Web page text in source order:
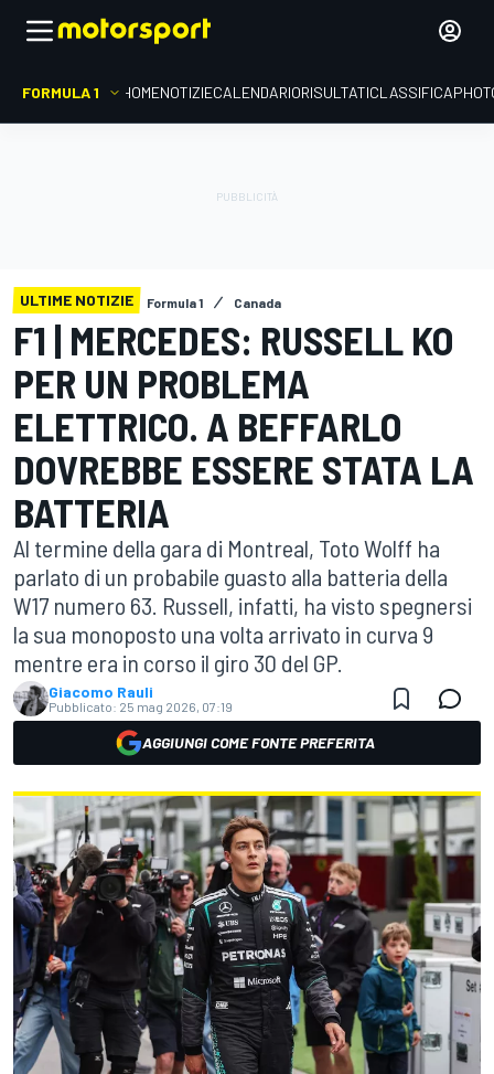
FORMULA 1 HOMENOTIZIECALENDARIORISULTATICLASSIFICA
ULTIME NOTIZIE Formula 1 Canada
F1 | MERCEDES: RUSSELL KO
PER UN PROBLEMA
ELETTRICO. A BEFFARLO
DOVREBBE ESSERE STATA LA
BATTERIA
Al termine della gara di Montreal, Toto Wolff ha
parlato di un probabile guasto alla batteria della
W17 numero 63. Russell, infatti, ha visto spegnersi
la sua monoposto una volta arrivato in curva 9
mentre era in corso il giro 30 del GP.
Giacomo Rauli
Pubblicato: 25 mag 2026, 07:19
AGGIUNGI COME FONTE PREFERITA